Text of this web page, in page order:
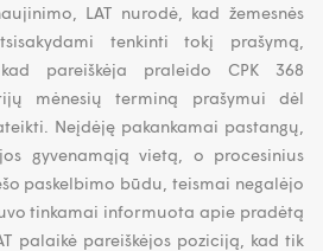
LAT nurodė, kad žemesnės
tenkinti tokį prašymą,
pareiškėja praleido CPK 368
mėnesių terminą prašymui dėl
Neįdėję pakankamai pastangų,
gyvenamąją vietą, o procesinius
paskelbimo būdu, teismai negalėjo
tinkamai informuota apie pradėtą
palaikė pareiškėjos poziciją, kad tik